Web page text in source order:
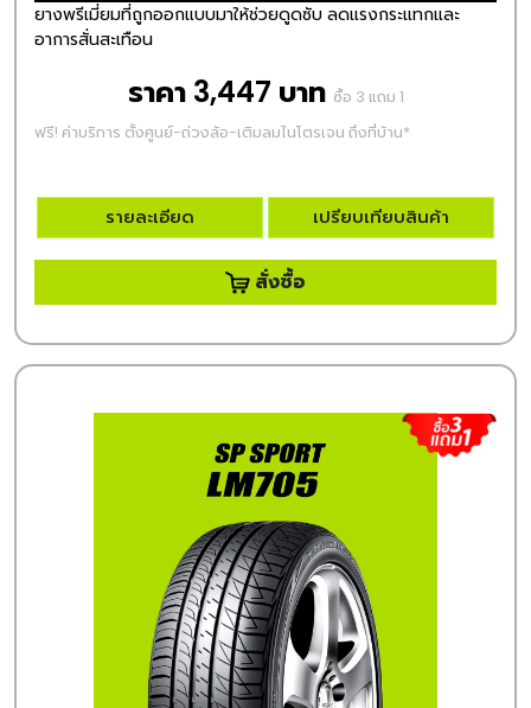
ยางพรีเมี่ยมที่ถูกออกแบบมาให้ช่วยดูดซับ ลดแรงกระแทกและ
อาการสั่นสะเทือน
ราคา 3,447 บาท ซื้อ 3 แถม 1
ฟรี! ค่าบริการ ตั้งศูนย์-ถ่วงล้อ-เติมลมไนโตรเจน ถึงที่บ้าน*
รายละเอียด เปรียบเทียบสินค้า
สั่งซื้อ